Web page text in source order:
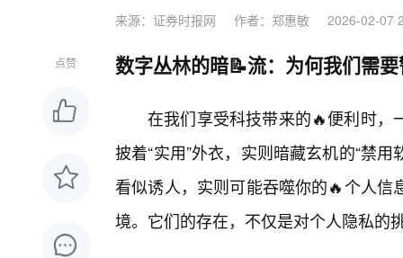
来源：证券时报网 作者：郑惠敏 2026-02-07
点赞 数字丛林的暗📝流：为何我们需
在我们享受科技带来的🔥便利时
披着“实用”外衣，实则暗藏玄机的“禁
看似诱人，实则可能吞噬你的🔥个人
境。它们的存在，不仅是对个人隐私的